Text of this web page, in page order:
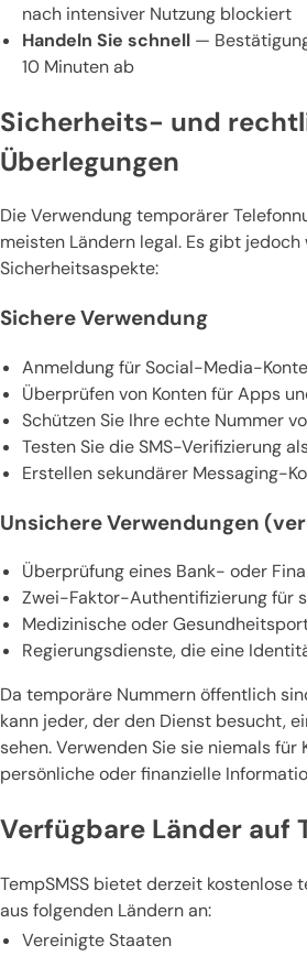
nach intensiver Nutzung blockiert
Handeln Sie schnell —
10 Minuten ab
Sicherheits- und
Überlegungen
Die Verwendung temporärer
meisten Ländern legal. Es gibt
Sicherheitsaspekte:
Sichere Verwendung
Anmeldung für Social-Media-
Überprüfen von Konten für Apps
Schützen Sie Ihre echte Nummer
Testen Sie die SMS-Verifizierung
Erstellen sekundärer Messaging-
Unsichere Verwendungen
Überprüfung eines Bank- oder
Zwei-Faktor-Authentifizierung für
Medizinische oder
Regierungsdienste, die eine
Da temporäre Nummern öffentlich
kann jeder, der den Dienst besucht,
sehen. Verwenden Sie sie niemals
persönliche oder finanzielle
Verfügbare Länder auf
TempSMSS bietet derzeit kostenlose
aus folgenden Ländern an:
Vereinigte Staaten